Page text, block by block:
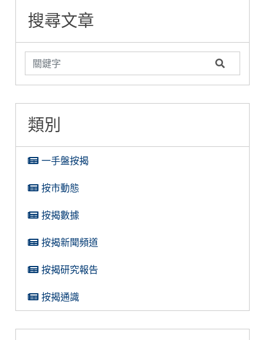
搜尋文章
類別
一手盤按揭
按市動態
按揭數據
按揭新聞頻道
按揭研究報告
按揭通識